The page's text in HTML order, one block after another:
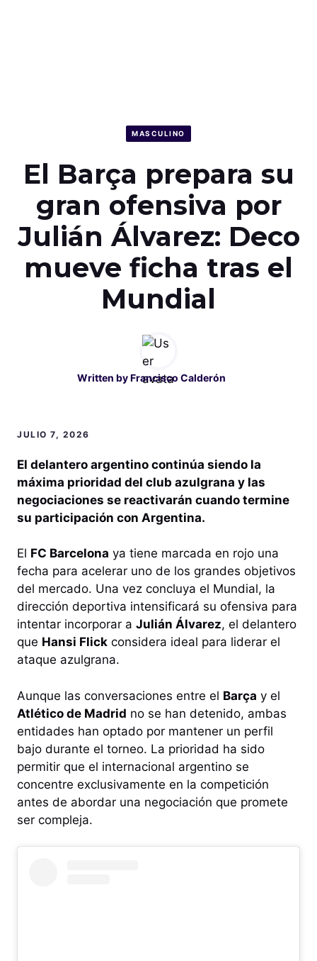
MASCULINO
El Barça prepara su
gran ofensiva por
Julián Álvarez: Deco
mueve ficha tras el
Mundial
Written byFrancisco Calderón
JULIO 7, 2026
El delantero argentino continúa siendo la
máxima prioridad del club azulgrana y las
negociaciones se reactivarán cuando termine
su participación con Argentina.
El FC Barcelona ya tiene marcada en rojo una
fecha para acelerar uno de los grandes objetivos
del mercado. Una vez concluya el Mundial, la
dirección deportiva intensificará su ofensiva para
intentar incorporar a Julián Álvarez, el delantero
que Hansi Flick considera ideal para liderar el
ataque azulgrana.
Aunque las conversaciones entre el Barça y el
Atlético de Madrid no se han detenido, ambas
entidades han optado por mantener un perfil
bajo durante el torneo. La prioridad ha sido
permitir que el internacional argentino se
concentre exclusivamente en la competición
antes de abordar una negociación que promete
ser compleja.